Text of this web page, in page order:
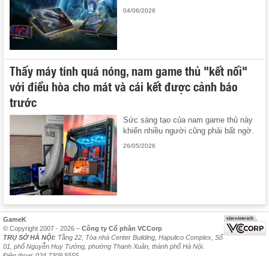
04/06/2026
Thấy máy tính quá nóng, nam game thủ "kết nối"
với điều hòa cho mát và cái kết được cảnh báo
trước
Sức sáng tạo của nam game thủ này
khiến nhiều người cũng phải bất ngờ.
26/05/2026
GameK
© Copyright 2007 - 2026 – Công ty Cổ phần VCCorp
TRỤ SỞ HÀ NỘI: Tầng 22, Tòa nhà Center Building, Hapulico Complex, Số
01, phố Nguyễn Huy Tưởng, phường Thanh Xuân, thành phố Hà Nội.